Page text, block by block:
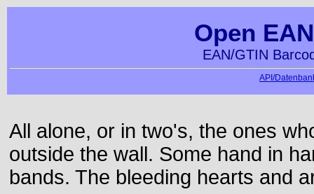
Open
EAN/GTIN
API/
All alone, or in two's, the ones
outside the wall. Some hand in
bands. The bleeding hearts and